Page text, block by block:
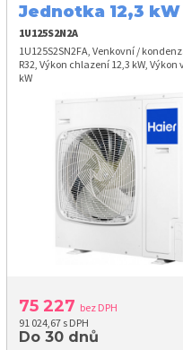
Jednotka 12,3 kW
1U125S2N2A
1U125S2SN2FA, Venkovní /
R32, Výkon chlazení 12,3 kW, Výkon
kW
75 227 bez DPH
91 024,67 s DPH
Do 30 dnů